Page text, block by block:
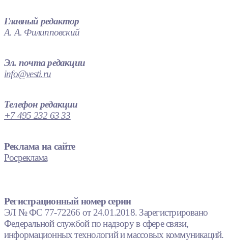
Главный редактор
А. А. Филипповский
Эл. почта редакции
info@vesti.ru
Телефон редакции
+7 495 232 63 33
Реклама на сайте
Росреклама
Регистрационный номер серии
ЭЛ № ФС 77-72266 от 24.01.2018. Зарегистрировано
Федеральной службой по надзору в сфере связи,
информационных технологий и массовых коммуникаций.